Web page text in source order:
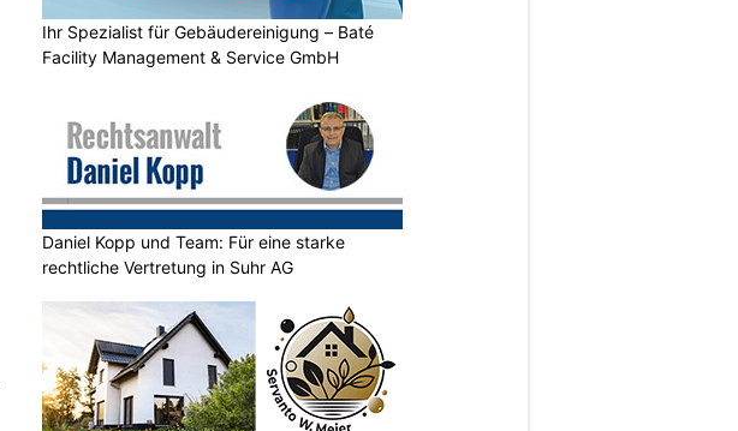
Ihr Spezialist für Gebäudereinigung – Baté
Facility Management & Service GmbH
Daniel Kopp und Team: Für eine starke
rechtliche Vertretung in Suhr AG